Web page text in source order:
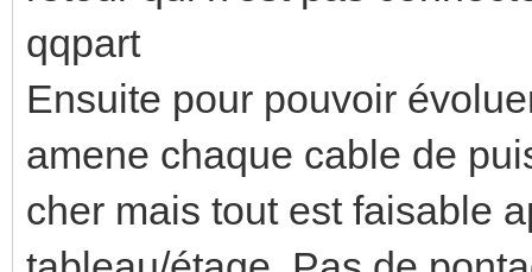
qqpart
Ensuite pour pouvoir
amene chaque cable de
cher mais tout est faisable